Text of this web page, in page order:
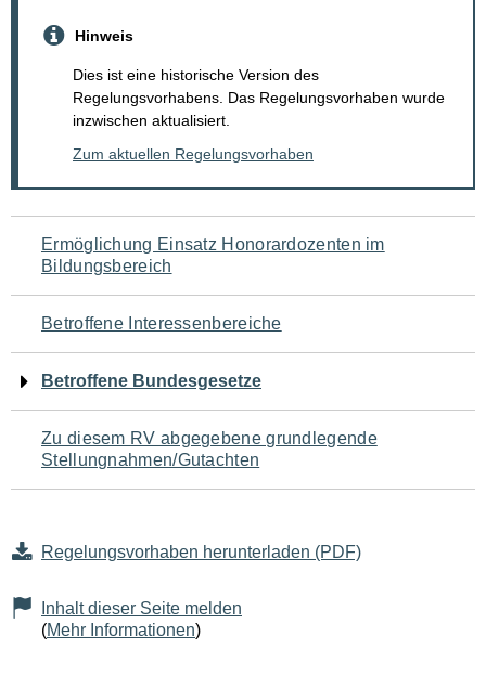
Hinweis
Dies ist eine historische Version des
Regelungsvorhabens. Das Regelungsvorhaben wurde
inzwischen aktualisiert.
Zum aktuellen Regelungsvorhaben
Navigation
für
den
Seiteninhalt
Ermöglichung Einsatz Honorardozenten im
Bildungsbereich
Betroffene Interessenbereiche
Betroffene Bundesgesetze
Zu diesem RV abgegebene grundlegende
Stellungnahmen/Gutachten
Regelungsvorhaben herunterladen (PDF)
Inhalt dieser Seite melden
(Mehr Informationen)